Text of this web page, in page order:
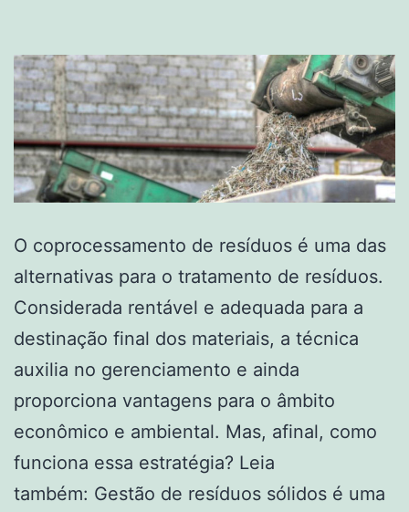
O coprocessamento de resíduos é uma das
alternativas para o tratamento de resíduos.
Considerada rentável e adequada para a
destinação final dos materiais, a técnica
auxilia no gerenciamento e ainda
proporciona vantagens para o âmbito
econômico e ambiental. Mas, afinal, como
funciona essa estratégia? Leia
também: Gestão de resíduos sólidos é uma